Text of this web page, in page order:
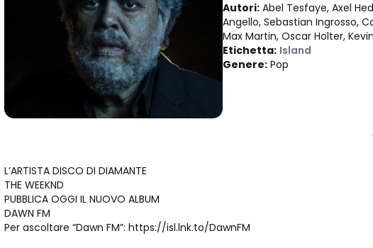
Autori: Abel Tesfaye, Axel
Angello, Sebastian Ingrosso,
Max Martin, Oscar Holter,
Mccord
Etichetta: Island
Genere: Pop
L’ARTISTA DISCO DI DIAMANTE
THE WEEKND
PUBBLICA OGGI IL NUOVO ALBUM
DAWN FM
Per ascoltare “Dawn FM”: https://isl.lnk.to/DawnFM